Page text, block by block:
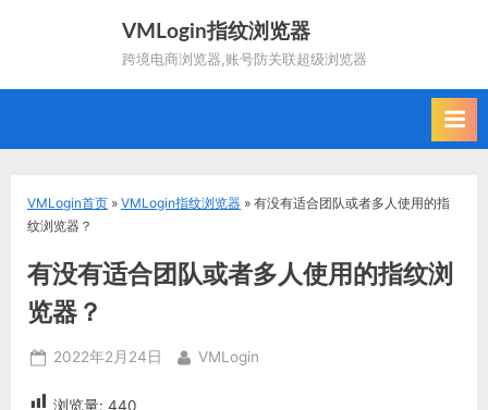
VMLogin指纹浏览器
跨境电商浏览器,账号防关联超级浏览器
VMLogin首页 » VMLogin指纹浏览器 » 有没有适合团队或者多人使用的指
纹浏览器？
有没有适合团队或者多人使用的指纹浏
览器？
Posted
2022年2月24日 By
VMLogin
浏览量: 440